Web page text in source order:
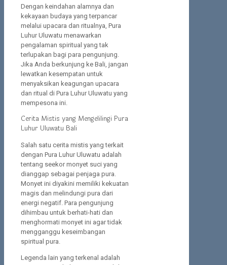
Dengan keindahan alamnya dan
kekayaan budaya yang terpancar
melalui upacara dan ritualnya, Pura
Luhur Uluwatu menawarkan
pengalaman spiritual yang tak
terlupakan bagi para pengunjung.
Jika Anda berkunjung ke Bali, jangan
lewatkan kesempatan untuk
menyaksikan keagungan upacara
dan ritual di Pura Luhur Uluwatu yang
mempesona ini.
Cerita Mistis yang Mengelilingi Pura
Luhur Uluwatu Bali
Salah satu cerita mistis yang terkait
dengan Pura Luhur Uluwatu adalah
tentang seekor monyet suci yang
dianggap sebagai penjaga pura.
Monyet ini diyakini memiliki kekuatan
magis dan melindungi pura dari
energi negatif. Para pengunjung
dihimbau untuk berhati-hati dan
menghormati monyet ini agar tidak
mengganggu keseimbangan
spiritual pura.
Legenda lain yang terkenal adalah